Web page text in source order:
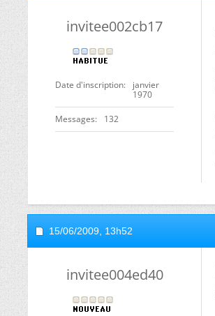
invitee002cb17
Date d'inscription
janvier
1970
Messages 132
15/06/2009, 13h52
invitee004ed40